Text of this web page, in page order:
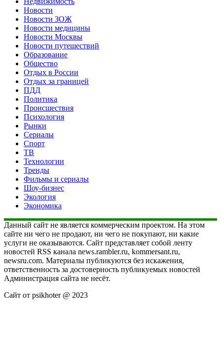
Новости
Новости ЗОЖ
Новости медицины
Новости Москвы
Новости путешествий
Образование
Общество
Отдых в России
Отдых за границей
ПДД
Политика
Происшествия
Психология
Рынки
Сериалы
Спорт
ТВ
Технологии
Тренды
Фильмы и сериалы
Шоу-бизнес
Экология
Экономика
Данный сайт не является коммерческим проектом. На этом
сайте ни чего не продают, ни чего не покупают, ни какие
услуги не оказываются. Сайт представляет собой ленту
новостей RSS канала news.rambler.ru, kommersant.ru,
newsru.com. Материалы публикуются без искажения,
ответственность за достоверность публикуемых новостей
Администрация сайта не несёт.
Сайт от psikhoter @ 2023